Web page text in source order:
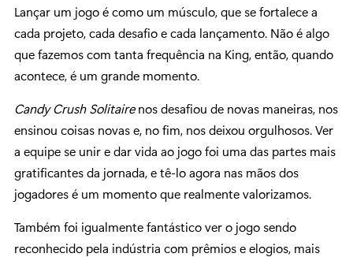
Lançar um jogo é como um músculo, que se fortalece a
cada projeto, cada desafio e cada lançamento. Não é algo
que fazemos com tanta frequência na King, então, quando
acontece, é um grande momento.
Candy Crush Solitairenos desafiou de novas maneiras, nos
ensinou coisas novas e, no fim, nos deixou orgulhosos. Ver
a equipe se unir e dar vida ao jogo foi uma das partes mais
gratificantes da jornada, e tê-lo agora nas mãos dos
jogadores é um momento que realmente valorizamos.
Também foi igualmente fantástico ver o jogo sendo
reconhecido pela indústria com prêmios e elogios, mais